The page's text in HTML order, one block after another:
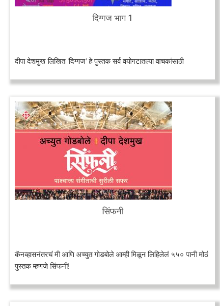
दिग्गज भाग 1
दीपा देशमुख लिखित 'दिग्गज' हे पुस्तक सर्व वयोगटातल्या वाचकांसाठी
सिंफनी
कॅनव्हासनंतरचं मी आणि अच्युत गोडबोले आम्ही मिळून लिहिलेलं ५५० पानी मोठं
पुस्तक म्हणजे सिंफनी!